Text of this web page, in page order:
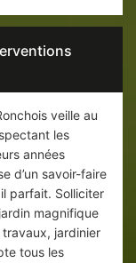
veille au
les
années
d’un savoir-faire
parfait. Solliciter
magnifique
jardinier
tous les